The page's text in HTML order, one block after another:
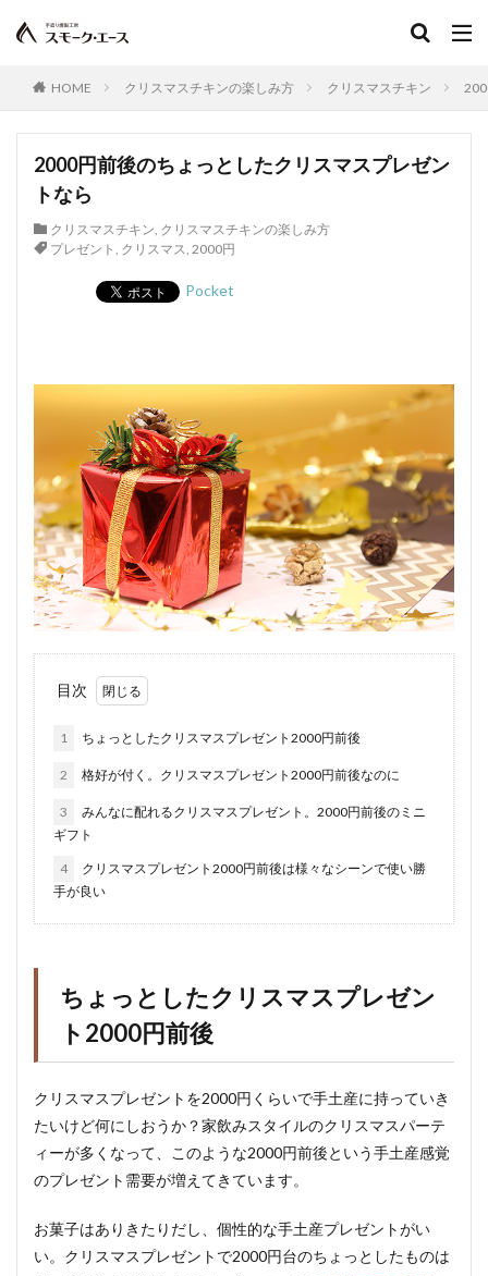
HOME クリスマスチキンの楽しみ方 クリスマスチキン
2000円前後のちょっとしたクリスマスプレゼン
トなら
クリスマスチキン, クリスマスチキンの楽しみ方
プレゼント , クリスマス, 2000円
Pocket
目次
1 ちょっとしたクリスマスプレゼント2000円前後
2 格好が付く。クリスマスプレゼント2000円前後なのに
3
みんなに配れるクリスマスプレゼント。2000円前後のミニ
ギフト
4
クリスマスプレゼント2000円前後は様々なシーンで使い勝
手が良い
ちょっとしたクリスマスプレゼン
ト2000円前後
クリスマスプレゼントを2000円くらいで手土産に持っていき
たいけど何にしおうか？家飲みスタイルのクリスマスパーテ
ィーが多くなって、このような2000円前後という手土産感覚
のプレゼント需要が増えてきています。
お菓子はありきたりだし、個性的な手土産プレゼントがい
い。クリスマスプレゼントで2000円台のちょっとしたものは